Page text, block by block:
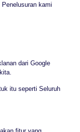
kami
dari Google
itu seperti Seluruh